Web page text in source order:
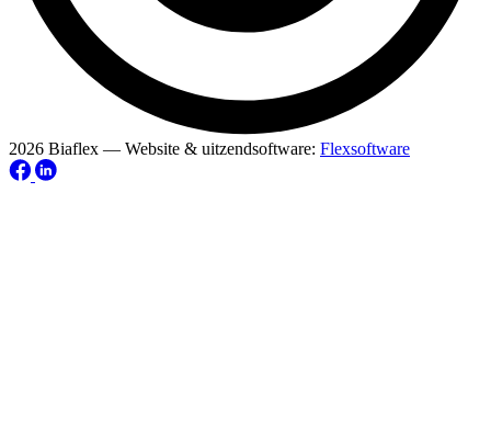
2026 Biaflex — Website & uitzendsoftware: Flexsoftware